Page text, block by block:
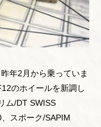
年2月から乗っていま
のホイールを新調し
ム/DT SWISS
スポーク/SAPIM